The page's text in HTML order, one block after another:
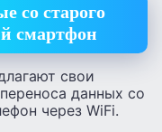
со старого
смартфон
свои
данных со
через WiFi.